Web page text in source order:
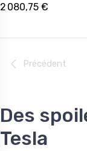
2 080,75 €
Précédent
Des
Tesla